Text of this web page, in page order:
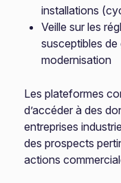
installations
Veille sur les
susceptibles de
modernisation
Les plateformes
d’accéder à des
entreprises
des prospects
actions